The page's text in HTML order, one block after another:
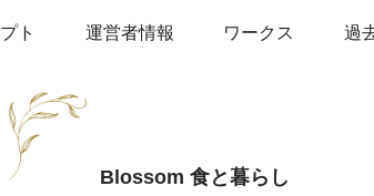
ト 運営者情報 ワークス 過
Blossom 食と暮らし